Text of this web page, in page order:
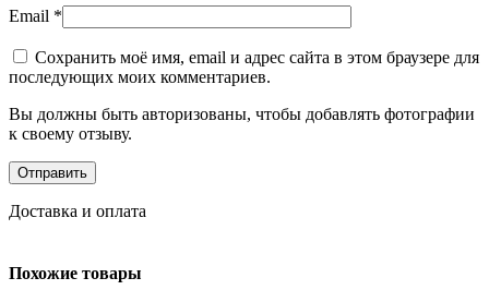
Email *
Сохранить моё имя, email и адрес сайта в этом браузере для
последующих моих комментариев.
Вы должны быть авторизованы, чтобы добавлять фотографии
к своему отзыву.
Доставка и оплата
Похожие товары